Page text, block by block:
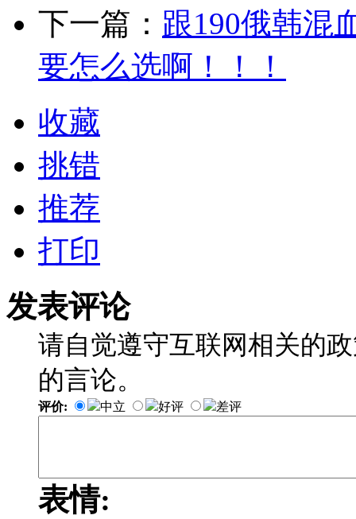
下一篇： 跟190俄韩混
要怎么选啊！！！
收藏
挑错
推荐
打印
发表评论
请自觉遵守互联网相关的
的言论。
评价: 中立 好评 差评
表情: